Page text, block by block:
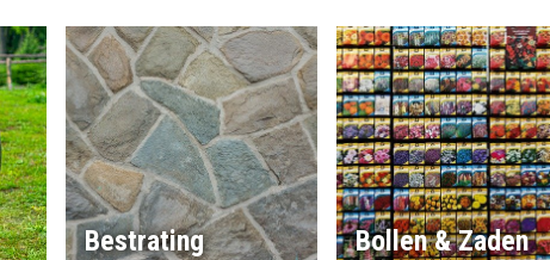
Bestrating Bollen & Zaden